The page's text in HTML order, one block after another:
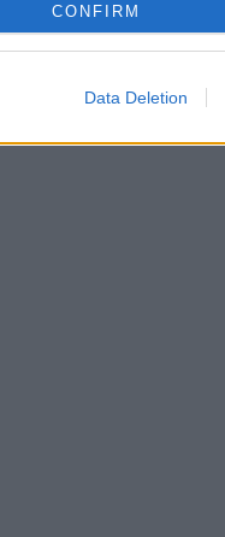
CONFIRM
Data Deletion